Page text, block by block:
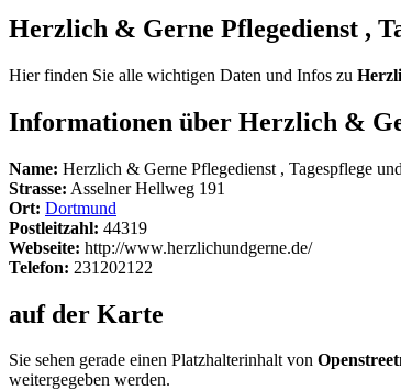
Herzlich & Gerne Pflegedienst ,
Hier finden Sie alle wichtigen Daten und Infos zu
Informationen über Herzlich &
Name: Herzlich & Gerne Pflegedienst , Tagespflege
Strasse: Asselner Hellweg 191
Ort: Dortmund
Postleitzahl: 44319
Webseite: http://www.herzlichundgerne.de/
Telefon: 231202122
auf der Karte
Sie sehen gerade einen Platzhalterinhalt von
weitergegeben werden.